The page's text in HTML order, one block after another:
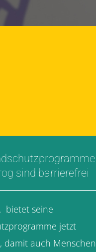
sind barrierefrei
bietet seine
jetzt
damit auch Menschen